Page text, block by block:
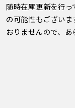
随時在庫更新を行
の可能性もござい
おりませんので、あ